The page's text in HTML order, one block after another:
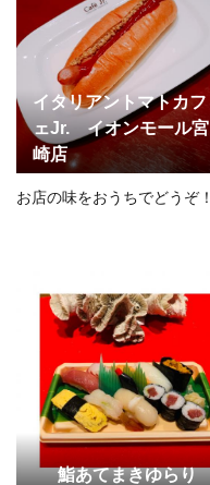
イタリアントマトカフ
ェJr. イオンモール宮
崎店
お店の味をおうちでどうぞ！
鮨あてまきゆらり